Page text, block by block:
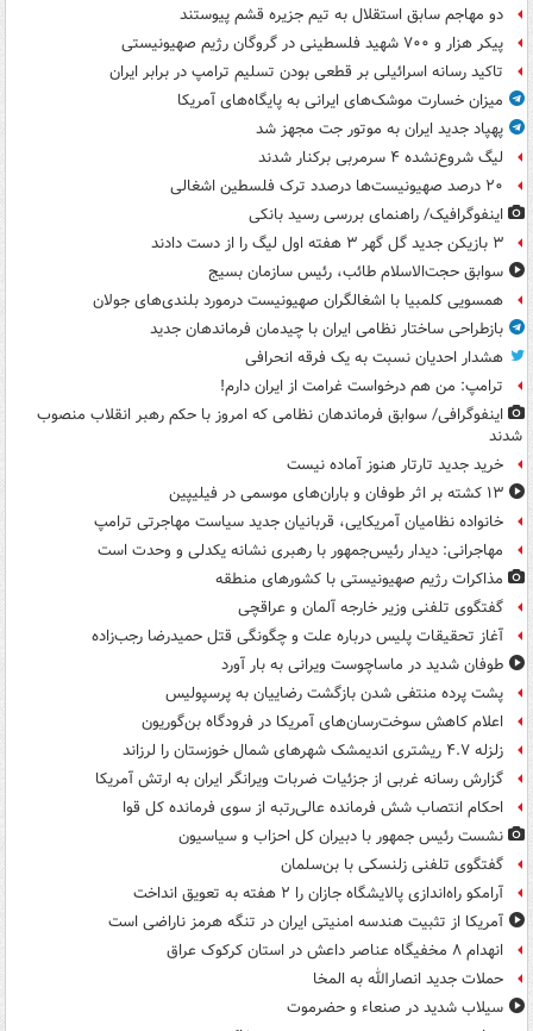
دو مهاجم سابق استقلال به تیم جزیره قشم پیوستند
پیکر هزار و ۷۰۰ شهید فلسطینی در گروگان رژیم صهیونیستی
تاکید رسانه اسرائیلی بر قطعی بودن تسلیم ترامپ در برابر ایران
میزان خسارت موشک‌های ایرانی به پایگاه‌های آمریکا
پهپاد جدید ایران به موتور جت مجهز شد
لیگ شروع‌نشده ۴ سرمربی برکنار شدند
۲۰ درصد صهیونیست‌ها درصدد ترک فلسطین اشغالی
اینفوگرافیک/ راهنمای بررسی رسید بانکی
۳ بازیکن جدید گل گهر ۳ هفته اول لیگ را از دست دادند
سوابق حجت‌الاسلام طائب، رئیس سازمان بسیج
همسویی کلمبیا با اشغالگران صهیونیست درمورد بلندی‌های جولان
بازطراحی ساختار نظامی ایران با چیدمان فرماندهان جدید
هشدار احدیان نسبت به یک فرقه انحرافی
ترامپ: من هم درخواست غرامت از ایران دارم!
اینفوگرافی/ سوابق فرماندهان نظامی که امروز با حکم رهبر انقلاب منصوب
شدند
خرید جدید تارتار هنوز آماده نیست
۱۳ کشته بر اثر طوفان و باران‌های موسمی در فیلیپین
خانواده نظامیان آمریکایی، قربانیان جدید سیاست مهاجرتی ترامپ
مهاجرانی: دیدار رئیس‌جمهور با رهبری نشانه یکدلی و وحدت است
مذاکرات رژیم صهیونیستی با کشورهای منطقه
گفتگوی تلفنی وزیر خارجه آلمان و عراقچی
آغاز تحقیقات پلیس درباره علت و چگونگی قتل حمیدرضا رجب‌زاده
طوفان شدید در ماساچوست ویرانی به بار آورد
پشت پرده منتفی شدن بازگشت رضاییان به پرسپولیس
اعلام کاهش سوخت‌رسان‌های آمریکا در فرودگاه بن‌گوریون
زلزله ۴.۷ ریشتری اندیمشک شهرهای شمال خوزستان را لرزاند
گزارش رسانه غربی از جزئیات ضربات ویرانگر ایران به ارتش آمریکا
احکام انتصاب شش فرمانده عالی‌رتبه از سوی فرمانده کل قوا
نشست رئیس جمهور با دبیران کل احزاب و سیاسیون
گفتگوی تلفنی زلنسکی با بن‌سلمان
آرامکو راه‌اندازی پالایشگاه جازان را ۲ هفته به تعویق انداخت
آمریکا از تثبیت هندسه امنیتی ایران در تنگه هرمز ناراضی است
انهدام ۸ مخفیگاه عناصر داعش در استان کرکوک عراق
حملات جدید انصارالله به المخا
سیلاب شدید در صنعاء و حضرموت